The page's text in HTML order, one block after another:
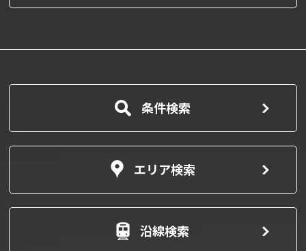
条件検索
エリア検索
沿線検索